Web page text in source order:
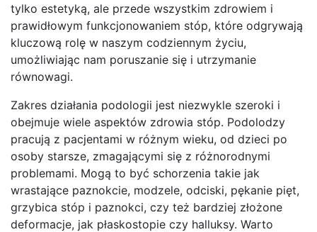
tylko estetyką, ale przede wszystkim zdrowiem i
prawidłowym funkcjonowaniem stóp, które odgrywają
kluczową rolę w naszym codziennym życiu,
umożliwiając nam poruszanie się i utrzymanie
równowagi.
Zakres działania podologii jest niezwykle szeroki i
obejmuje wiele aspektów zdrowia stóp. Podolodzy
pracują z pacjentami w różnym wieku, od dzieci po
osoby starsze, zmagającymi się z różnorodnymi
problemami. Mogą to być schorzenia takie jak
wrastające paznokcie, modzele, odciski, pękanie pięt,
grzybica stóp i paznokci, czy też bardziej złożone
deformacje, jak płaskostopie czy halluksy. Warto